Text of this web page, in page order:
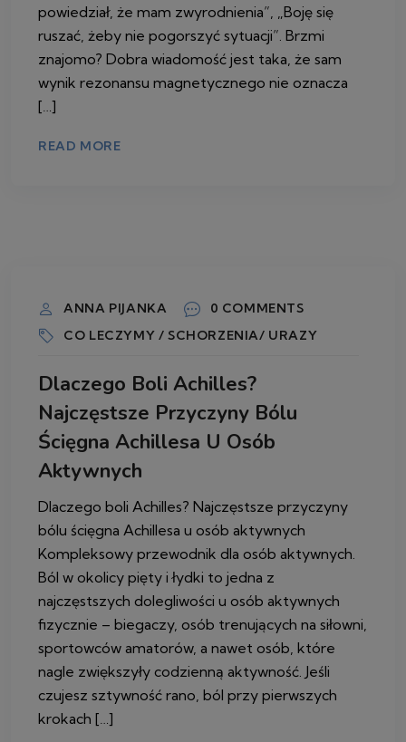
powiedział, że mam zwyrodnienia”, „Boję się
ruszać, żeby nie pogorszyć sytuacji”. Brzmi
znajomo? Dobra wiadomość jest taka, że sam
wynik rezonansu magnetycznego nie oznacza
[…]
READ MORE
ANNA PIJANKA
0 COMMENTS
CO LECZYMY / SCHORZENIA/ URAZY
Dlaczego Boli Achilles?
Najczęstsze Przyczyny Bólu
Ścięgna Achillesa U Osób
Aktywnych
Dlaczego boli Achilles? Najczęstsze przyczyny
bólu ścięgna Achillesa u osób aktywnych
Kompleksowy przewodnik dla osób aktywnych.
Ból w okolicy pięty i łydki to jedna z
najczęstszych dolegliwości u osób aktywnych
fizycznie – biegaczy, osób trenujących na siłowni,
sportowców amatorów, a nawet osób, które
nagle zwiększyły codzienną aktywność. Jeśli
czujesz sztywność rano, ból przy pierwszych
krokach […]